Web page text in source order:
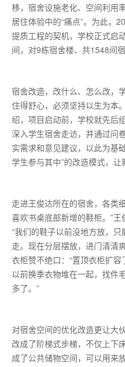
移，宿舍设施老化、空间利用
居住体验中的“痛点”。为此，
提质工程的契机，学校正式启
间，对9栋宿舍楼、共1548间
宿舍改造，改什么、怎么改，
住得舒心，必须坚持以生为本
绍，项目启动前，学校就先后
深入学生宿舍走访，并通过问
实需求和意见建议，以此为基
学生参与其中”的改造模式，让
走进王俊达所在的宿舍，各类
喜欢书桌底部新增的鞋柜。”王
“我们的鞋子以前没地方放，
走。现在分层摆放，进门清清
衣柜赞不绝口：“置顶衣柜扩容
以前换季衣物堆在一起，找件
多了。”
对宿舍空间的优化改造更让
改成了阶梯式步梯，不仅上下
成了公共储物空间，可以用来